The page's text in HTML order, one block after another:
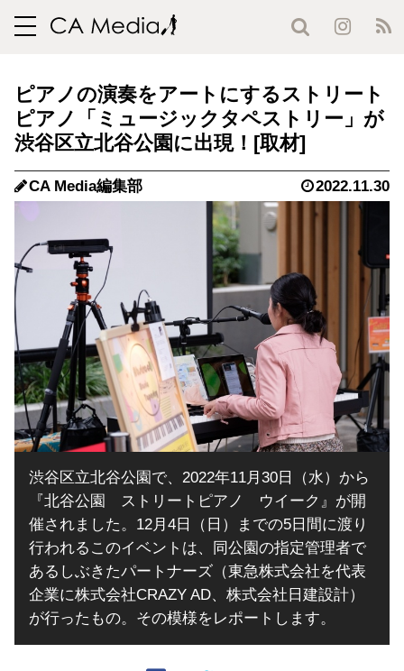
toggle
ピアノの演奏をアートにするストリート
ピアノ「ミュージックタペストリー」が
渋谷区立北谷公園に出現！
CA Media編集部 2022.11.30
渋谷区立北谷公園で、2022年11月30日（水）から
『北谷公園 ストリートピアノ ウイーク』が開
催されました。12月4日（日）までの5日間に渡り
行われるこのイベントは、同公園の指定管理者で
あるしぶきたパートナーズ（東急株式会社を代表
企業に株式会社CRAZY AD、株式会社日建設計）
が行ったもの。その模様をレポートします。